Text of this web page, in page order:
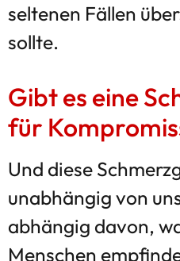
seltenen Fällen
sollte.
Gibt es eine
für
Und diese
unabhängig von
abhängig davon,
Menschen